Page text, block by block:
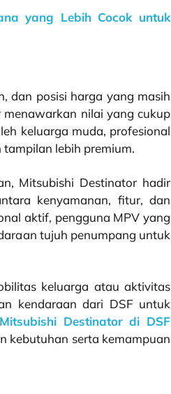
yang Lebih Cocok untuk
dan posisi harga yang masih
nilai yang cukup
keluarga muda, profesional
lebih premium.
Mitsubishi Destinator hadir
kenyamanan, fitur, dan
aktif, pengguna MPV yang
tujuh penumpang untuk
keluarga atau aktivitas
kendaraan dari DSF untuk
Destinator di DSF
kebutuhan serta kemampuan